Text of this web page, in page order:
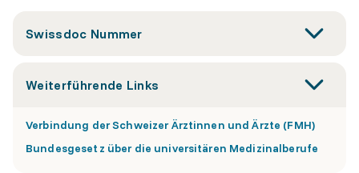
Swissdoc Nummer
Weiterführende Links
Verbindung der Schweizer Ärztinnen und Ärzte (FMH)
Bundesgesetz über die universitären Medizinalberufe